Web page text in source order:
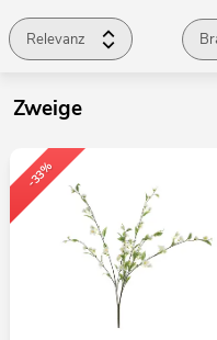
Relevanz
Zweige
-33%